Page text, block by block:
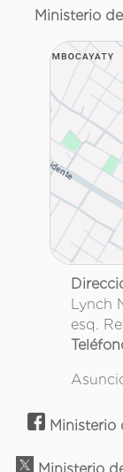
Ministerio
Lynch
esq.
Ministerio